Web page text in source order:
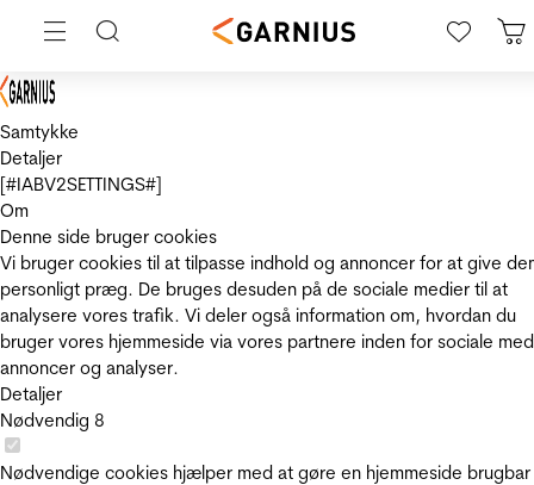
Samtykke
Detaljer
[#IABV2SETTINGS#]
Om
Denne side bruger cookies
Vi bruger cookies til at tilpasse indhold og annoncer for at give
personligt præg. De bruges desuden på de sociale medier til at
analysere vores trafik. Vi deler også information om, hvordan du
bruger vores hjemmeside via vores partnere inden for sociale
annoncer og analyser.
Detaljer
Nødvendig 8
Nødvendige cookies hjælper med at gøre en hjemmeside